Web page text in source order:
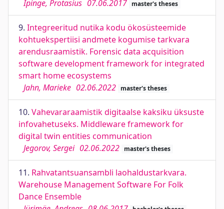
Ipinge, Protasius 07.06.2017 master's theses
9. Integreeritud nutika kodu ökosüsteemide
kohtuekspertiisi andmete kogumise tarkvara
arendusraamistik. Forensic data acquisition
software development framework for integrated
smart home ecosystems
Jahn, Marieke 02.06.2022 master's theses
10. Vahevararaamistik digitaalse kaksiku üksuste
infovahetuseks. Middleware framework for
digital twin entities communication
Jegorov, Sergei 02.06.2022 master's theses
11. Rahvatantsuansambli laohaldustarkvara.
Warehouse Management Software For Folk
Dance Ensemble